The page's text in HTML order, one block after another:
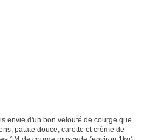
envie d'un bon velouté de courge que
patate douce, carotte et crème de